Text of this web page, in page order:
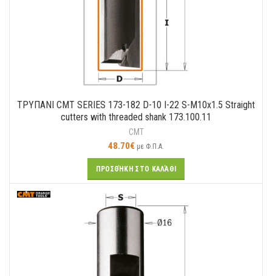
ΤΡΥΠΑΝΙ CMT SERIES 173-182 D-10 I-22 S-M10x1.5 Straight
cutters with threaded shank 173.100.11
CMT
48.70€ με Φ.Π.Α.
ΠΡΟΣΘΉΚΗ ΣΤΟ ΚΑΛΆΘΙ